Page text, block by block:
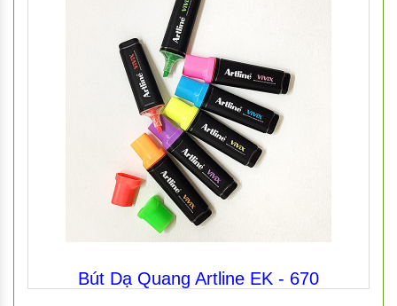
Bút Dạ Quang Artline EK - 670